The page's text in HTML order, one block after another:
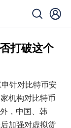
打破这个
针对比特币安
机构对比特币
，中国、韩
加强对虚拟货